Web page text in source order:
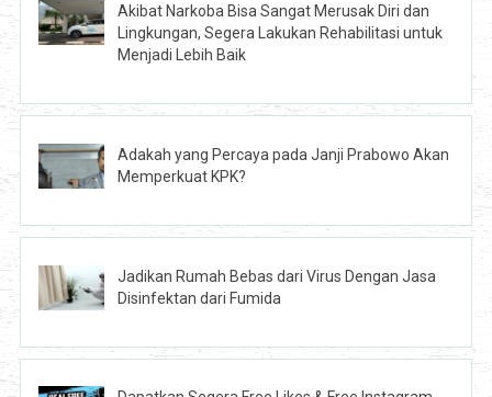
Akibat Narkoba Bisa Sangat Merusak Diri dan
Lingkungan, Segera Lakukan Rehabilitasi untuk
Menjadi Lebih Baik
Adakah yang Percaya pada Janji Prabowo Akan
Memperkuat KPK?
Jadikan Rumah Bebas dari Virus Dengan Jasa
Disinfektan dari Fumida